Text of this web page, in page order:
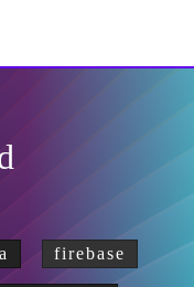
firebase